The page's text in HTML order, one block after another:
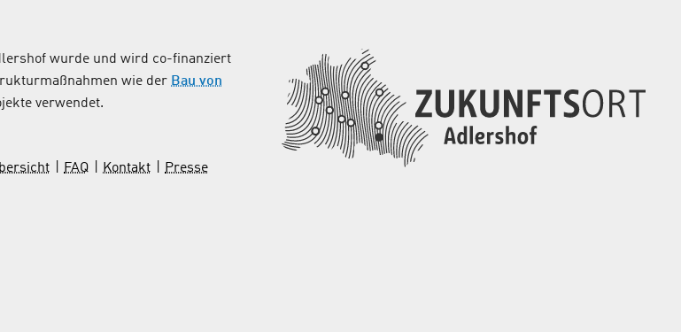
wurde und wird co-finanziert
wie der Bau von
verwendet.
FAQ Kontakt
Presse